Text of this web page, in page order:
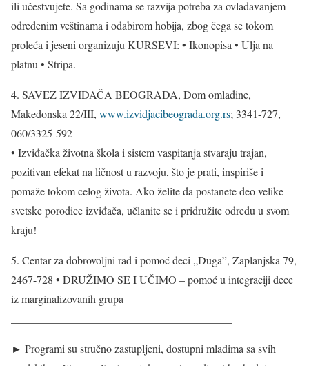
ili učestvujete. Sa godinama se razvija potreba za ovladavanjem
određenim veštinama i odabirom hobija, zbog čega se tokom
proleća i jeseni organizuju KURSEVI: • Ikonopisa • Ulja na
platnu • Stripa.
4. SAVEZ IZVIĐAČA BEOGRADA, Dom omladine,
Makedonska 22/III, www.izvidjacibeograda.org.rs; 3341-727,
060/3325-592
• Izviđačka životna škola i sistem vaspitanja stvaraju trajan,
pozitivan efekat na ličnost u razvoju, što je prati, inspiriše i
pomaže tokom celog života. Ako želite da postanete deo velike
svetske porodice izviđača, učlanite se i pridružite odredu u svom
kraju!
5. Centar za dobrovoljni rad i pomoć deci „Duga”, Zaplanjska 79,
2467-728 • DRUŽIMO SE I UČIMO – pomoć u integraciji dece
iz marginalizovanih grupa
► Programi su stručno zastupljeni, dostupni mladima sa svih